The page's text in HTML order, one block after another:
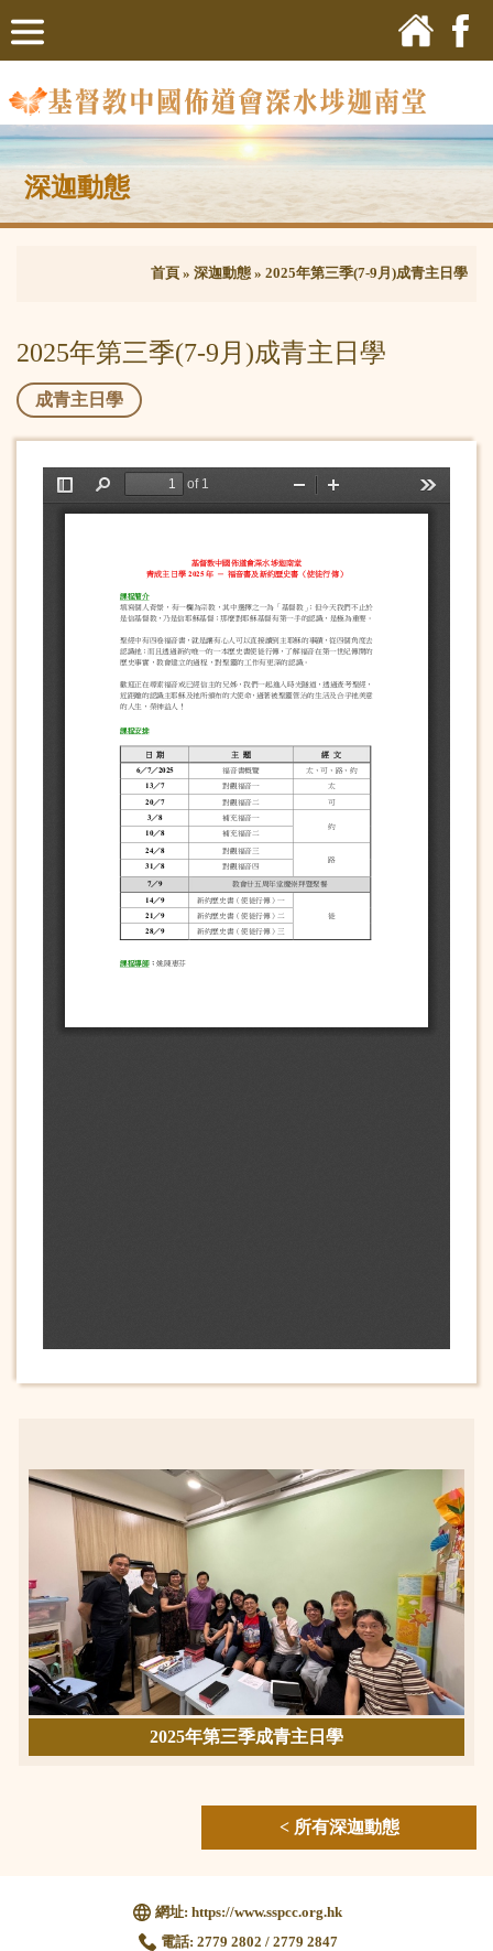
深迦動態
首頁 » 深迦動態 » 2025年第三季(7-9月)成青主日學
2025年第三季(7-9月)成青主日學
成青主日學
2025年第三季成青主日學
< 所有深迦動態
網址: https://www.sspcc.org.hk
電話: 2779 2802 / 2779 2847